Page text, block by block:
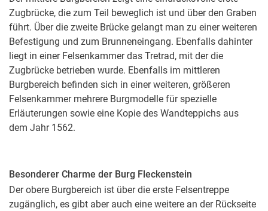
Zugbrücke, die zum Teil beweglich ist und über den Graben
führt. Über die zweite Brücke gelangt man zu einer weiteren
Befestigung und zum Brunneneingang. Ebenfalls dahinter
liegt in einer Felsenkammer das Tretrad, mit der die
Zugbrücke betrieben wurde. Ebenfalls im mittleren
Burgbereich befinden sich in einer weiteren, größeren
Felsenkammer mehrere Burgmodelle für spezielle
Erläuterungen sowie eine Kopie des Wandteppichs aus
dem Jahr 1562.
Besonderer Charme der Burg Fleckenstein
Der obere Burgbereich ist über die erste Felsentreppe
zugänglich, es gibt aber auch eine weitere an der Rückseite